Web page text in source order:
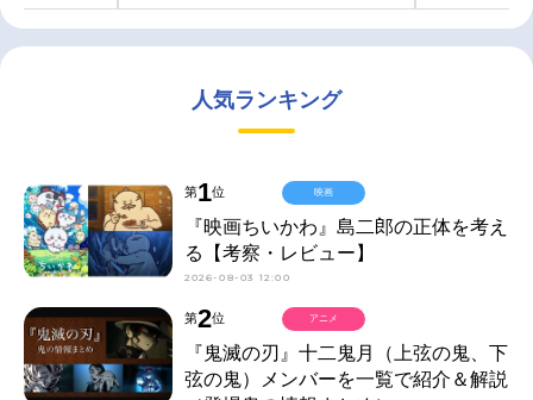
人気ランキング
第1位
『映画ちいかわ』島二郎の正体を考え
る【考察・レビュー】
2026-08-03 12:00
映画
第2位
『鬼滅の刃』十二鬼月（上弦の鬼、下
弦の鬼）メンバーを一覧で紹介＆解説
アニメ